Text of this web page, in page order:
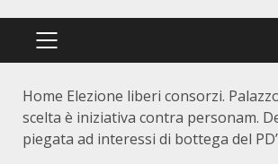
PRIMÄRES
Home Elezione liberi consorzi.
scelta è iniziativa contra personam.
piegata ad interessi di bottega del